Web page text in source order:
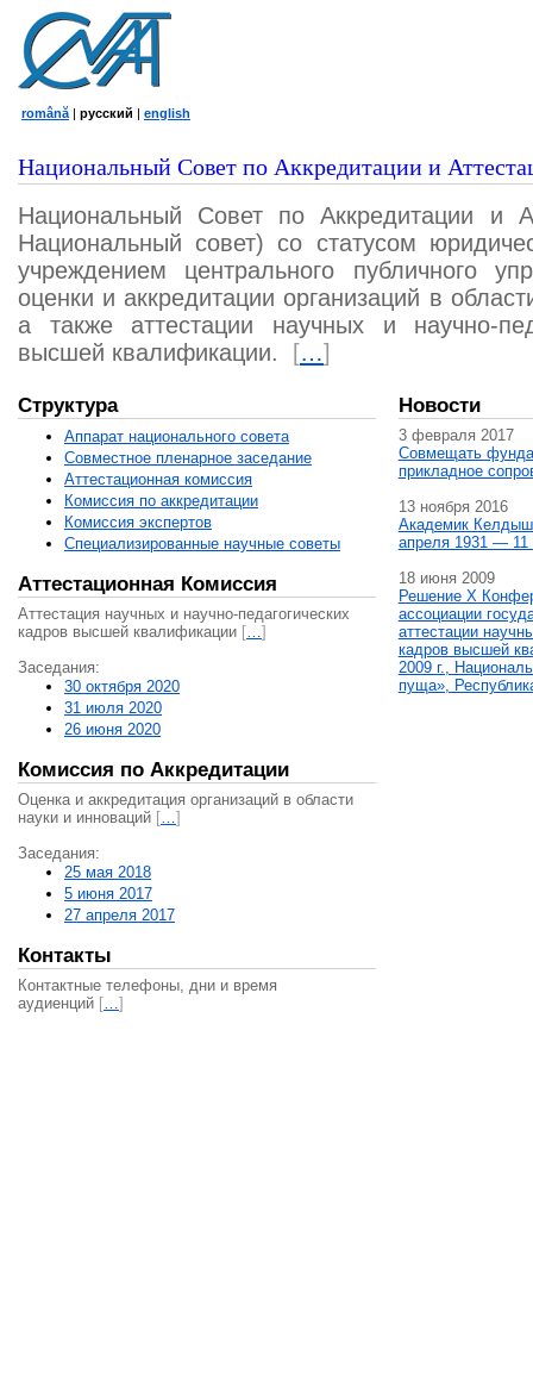
română | русский | english
Национальный Совет по Аккредитации и
Национальный Совет по Аккредитации и
Национальный совет) со статусом
учреждением центрального публичного
оценки и аккредитации организаций в
а также аттестации научных и научно-
высшей квалификации.
[…]
Структура
Аппарат национального совета
Совместное пленарное заседание
Аттестационная комисcия
Комиссия по аккредитации
Комиссия экспертов
Специализированные научные советы
Аттестационная Комиссия
Аттестация научных и научно-педагогических
кадров высшей квалификации […]
Заседания:
30 октября 2020
31 июля 2020
26 июня 2020
Комиссия по Аккредитации
Оценка и аккредитация организаций в области
науки и инноваций […]
Заседания:
25 мая 2018
5 июня 2017
27 апреля 2017
Контакты
Контактные телефоны, дни и время
аудиенций […]
Новости
3 февраля 2017
Совмещать
прикладное
13 ноября 2016
Академик
апреля 1931 — 11
18 июня 2009
Решение X
ассоциации
аттестации
кадров высшей
2009 г.,
пуща»,